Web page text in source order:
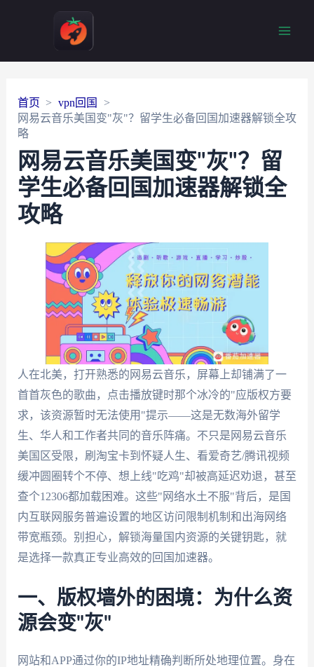
首页
vpn回国
网易云音乐美国变"灰"？留学生必备回国加速器解锁全攻
略
网易云音乐美国变"灰"？留
学生必备回国加速器解锁全
攻略
人在北美，打开熟悉的网易云音乐，屏幕上却铺满了一
首首灰色的歌曲，点击播放键时那个冰冷的"应版权方要
求，该资源暂时无法使用"提示——这是无数海外留学
生、华人和工作者共同的音乐阵痛。不只是网易云音乐
美国区受限，刷淘宝卡到怀疑人生、看爱奇艺/腾讯视频
缓冲圆圈转个不停、想上线"吃鸡"却被高延迟劝退，甚至
查个12306都加载困难。这些"网络水土不服"背后，是国
内互联网服务普遍设置的地区访问限制机制和出海网络
带宽瓶颈。别担心，解锁海量国内资源的关键钥匙，就
是选择一款真正专业高效的回国加速器。
一、版权墙外的困境：为什么资
源会变"灰"
网站和APP通过你的IP地址精确判断所处地理位置。身在